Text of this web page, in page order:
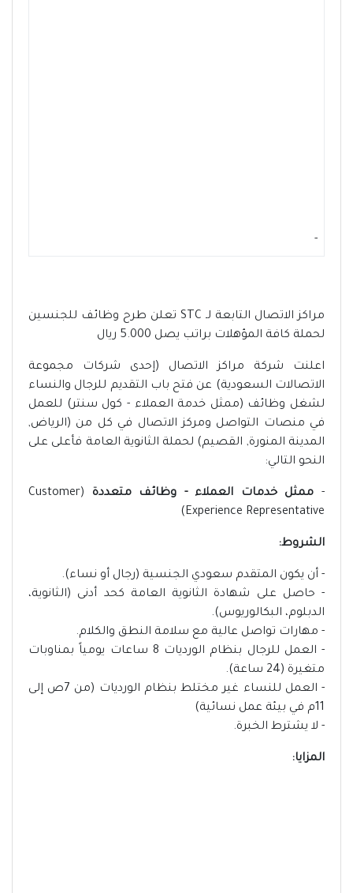
-
مراكز الاتصال التابعة لـ STC تعلن طرح وظائف للجنسين
لحملة كافة المؤهلات براتب يصل 5.000 ريال
اعلنت شركة مراكز الاتصال (إحدى شركات مجموعة
الاتصالات السعودية) عن فتح باب التقديم للرجال والنساء
لشغل وظائف (ممثل خدمة العملاء - كول سنتر) للعمل
في منصات التواصل ومركز الاتصال في كل من (الرياض,
المدينة المنورة, القصيم) لحملة الثانوية العامة فأعلى على
النحو التالي:
- ممثل خدمات العملاء - وظائف متعددة
(Customer
Experience Representative)
الشروط:
- أن يكون المتقدم سعودي الجنسية (رجال أو نساء).
- حاصل على شهادة الثانوية العامة كحد أدنى (الثانوية،
الدبلوم، البكالوريوس).
- مهارات تواصل عالية مع سلامة النطق والكلام.
- العمل للرجال بنظام الورديات 8 ساعات يومياً بمناوبات
متغيرة (24 ساعة).
- العمل للنساء غير مختلط بنظام الورديات (من 7ص إلى
11م في بيئة عمل نسائية)
- لا يشترط الخبرة.
المزايا: